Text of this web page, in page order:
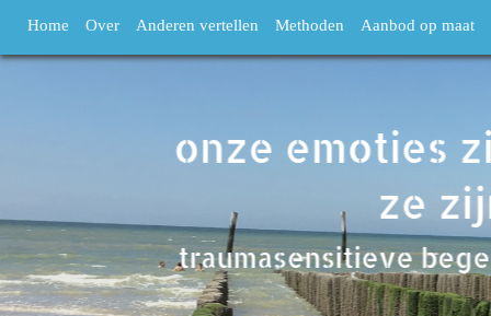
Home Over Anderen vertellen Methoden Aanbod op maat